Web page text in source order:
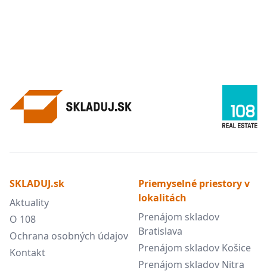
SKLADUJ.sk
Aktuality
O 108
Ochrana osobných údajov
Kontakt
Priemyselné priestory v
lokalitách
Prenájom skladov
Bratislava
Prenájom skladov Košice
Prenájom skladov Nitra